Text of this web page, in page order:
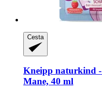
Cesta
Kneipp naturkind -​
Mane, 40 ml